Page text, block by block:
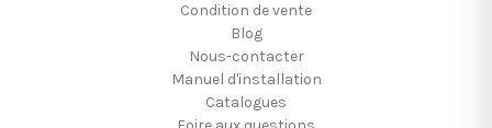
Condition de vente
Blog
Nous-contacter
Manuel d'installation
Catalogues